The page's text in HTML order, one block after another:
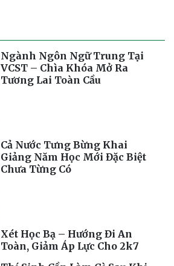
Ngành Ngôn Ngữ Trung Tại
VCST – Chìa Khóa Mở Ra
Tương Lai Toàn Cầu
Cả Nước Tưng Bừng Khai
Giảng Năm Học Mới Đặc Biệt
Chưa Từng Có
Xét Học Bạ – Hướng Đi An
Toàn, Giảm Áp Lực Cho 2k7